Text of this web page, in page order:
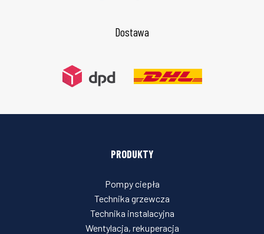
Dostawa
PRODUKTY
Pompy ciepła
Technika grzewcza
Technika instalacyjna
Wentylacja, rekuperacja